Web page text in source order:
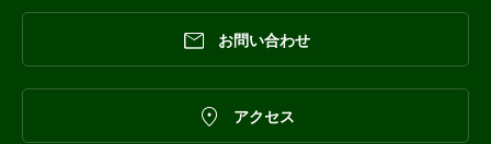
 お問い合わせ
 アクセス